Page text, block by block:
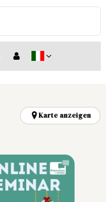
Karte anzeigen